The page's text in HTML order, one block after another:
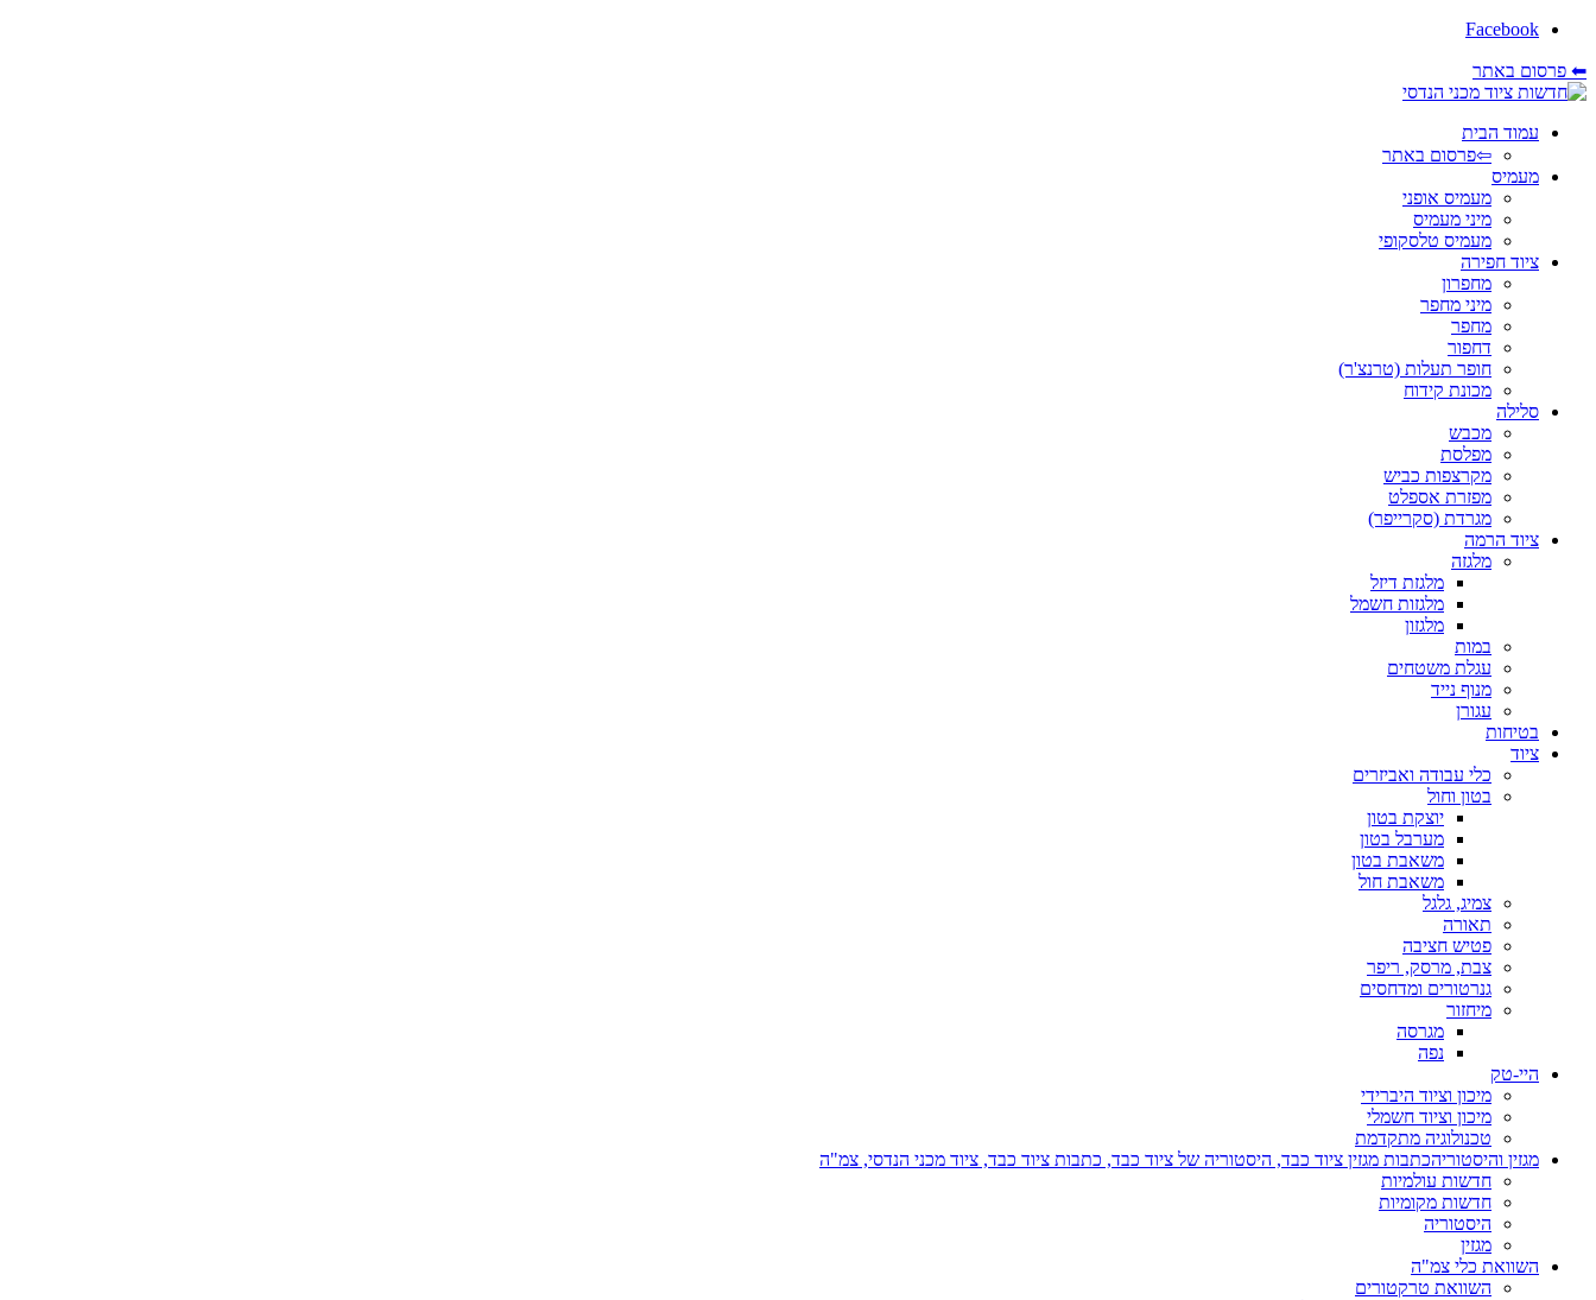
Facebook
⬅ פרסום באתר
עמוד הבית
⇦פרסום באתר
מעמיס
מעמיס אופני
מיני מעמיס
מעמיס טלסקופי
ציוד חפירה
מחפרון
מיני מחפר
מחפר
דחפור
חופר תעלות (טרנצ'ר)
מכונת קידוח
סלילה
מכבש
מפלסת
מקרצפות כביש
מפזרת אספלט
מגרדת (סקרייפר)
ציוד הרמה
מלגזה
מלגזת דיזל
מלגזות חשמל
מלגזון
במות
עגלת משטחים
מנוף נייד
עגורן
בטיחות
ציוד
כלי עבודה ואביזרים
בטון וחול
יוצקת בטון
מערבל בטון
משאבת בטון
משאבת חול
צמיג, גלגל
תאורה
פטיש חציבה
צבת, מרסק, ריפר
גנרטורים ומדחסים
מיחזור
מגרסה
נפה
היי-טק
מיכון וציוד היברידי
מיכון וציוד חשמלי
טכנולוגיה מתקדמת
מגזין והיסטוריהכתבות מגזין ציוד כבד, היסטוריה של ציוד כבד, כתבות ציוד כבד, ציוד מכני הנדסי, צמ"ה
חדשות עולמיות
חדשות מקומיות
היסטוריה
מגזין
השוואת כלי צמ"ה
השוואת טרקטורים